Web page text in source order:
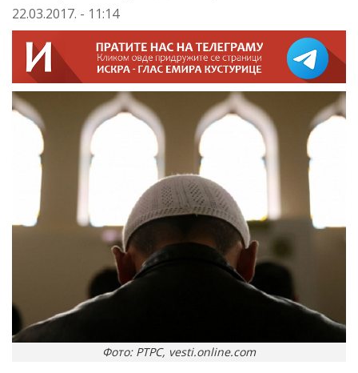
22.03.2017. - 11:14
Фото: РТРС, vesti.online.com